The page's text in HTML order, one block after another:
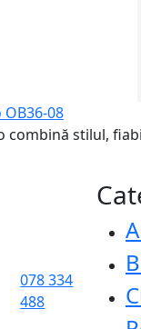
08
combină stilul,
078 334
488